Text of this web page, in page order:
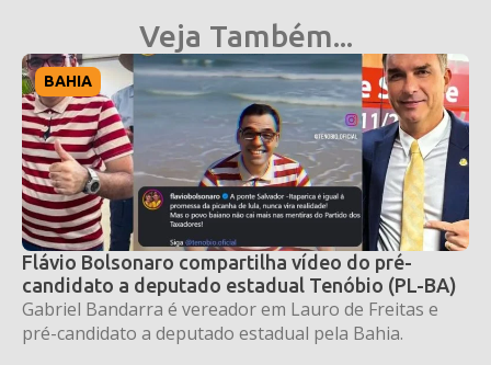
Veja Também...
BAHIA
Flávio Bolsonaro compartilha vídeo do pré-
candidato a deputado estadual Tenóbio (PL-BA)
Gabriel Bandarra é vereador em Lauro de Freitas e
pré-candidato a deputado estadual pela Bahia.